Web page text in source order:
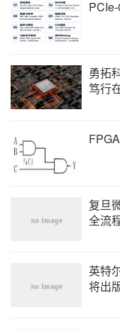
读者能够紧跟技术发展
读者能够快速上手，有
勇拓
笃行
复旦
全流
英特
将出